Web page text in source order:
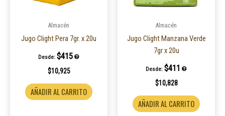
Almacén
Jugo Clight Pera 7gr. x 20u
Desde: $415
$10,925
AÑADIR AL CARRITO
Almacén
Jugo Clight Manzana Verde
7gr x 20u
Desde: $411
$10,828
AÑADIR AL CARRITO